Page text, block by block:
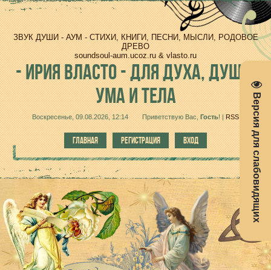
Версия для слабовидящих
ЗВУК ДУШИ - АУМ - СТИХИ, КНИГИ, ПЕСНИ, МЫСЛИ, РОДОВОЕ
ДРЕВО
soundsoul-aum.ucoz.ru & vlasto.ru
-ИРИЯ ВЛАСТО - ДЛЯ ДУХА, ДУШИ,
УМА И ТЕЛА
Воскресенье, 09.08.2026, 12:14 Приветствую Вас Гость! | RSS
ГЛАВНАЯ РЕГИСТРАЦИЯ ВХОД